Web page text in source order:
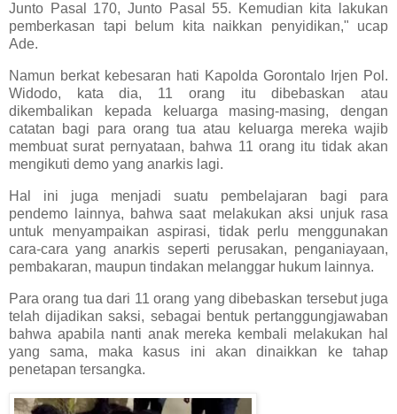
Junto Pasal 170, Junto Pasal 55. Kemudian kita lakukan
pemberkasan tapi belum kita naikkan penyidikan," ucap
Ade.
Namun berkat kebesaran hati Kapolda Gorontalo Irjen Pol.
Widodo, kata dia, 11 orang itu dibebaskan atau
dikembalikan kepada keluarga masing-masing, dengan
catatan bagi para orang tua atau keluarga mereka wajib
membuat surat pernyataan, bahwa 11 orang itu tidak akan
mengikuti demo yang anarkis lagi.
Hal ini juga menjadi suatu pembelajaran bagi para
pendemo lainnya, bahwa saat melakukan aksi unjuk rasa
untuk menyampaikan aspirasi, tidak perlu menggunakan
cara-cara yang anarkis seperti perusakan, penganiayaan,
pembakaran, maupun tindakan melanggar hukum lainnya.
Para orang tua dari 11 orang yang dibebaskan tersebut juga
telah dijadikan saksi, sebagai bentuk pertanggungjawaban
bahwa apabila nanti anak mereka kembali melakukan hal
yang sama, maka kasus ini akan dinaikkan ke tahap
penetapan tersangka.